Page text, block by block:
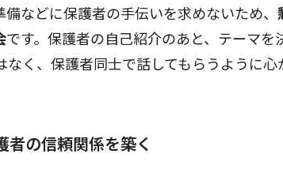
などに保護者の手伝いを求めないため、
です。保護者の自己紹介のあと、テーマを
く、保護者同士で話してもらうように心
の信頼関係を築く